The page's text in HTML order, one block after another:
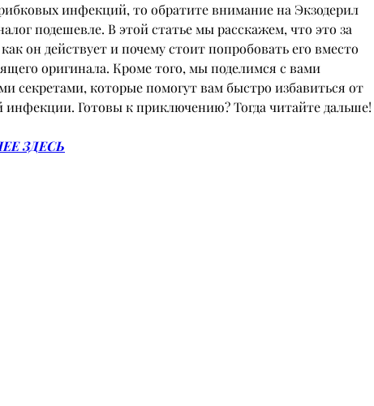
инфекций, то обратите внимание на Экзодерил
подешевле. В этой статье мы расскажем, что это за
он действует и почему стоит попробовать его вместо
оригинала. Кроме того, мы поделимся с вами
секретами, которые помогут вам быстро избавиться от
инфекции. Готовы к приключению? Тогда читайте дальше!
ЗДЕСЬ